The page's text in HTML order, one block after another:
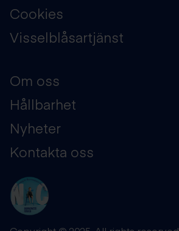
Cookies
Visselblåsartjänst
Om oss
Hållbarhet
Nyheter
Kontakta oss